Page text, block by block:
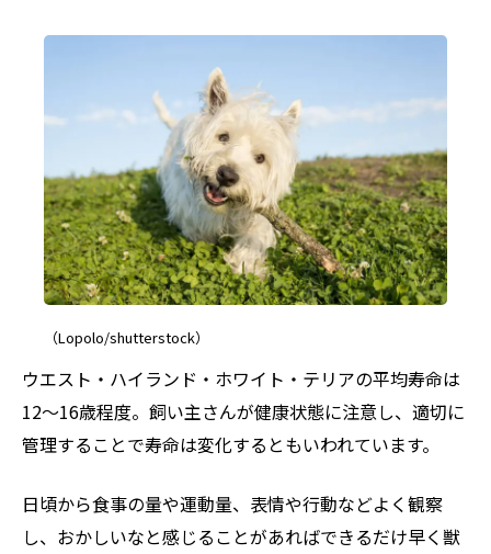
（Lopolo/shutterstock）
ウエスト・ハイランド・ホワイト・テリアの平均寿命は
12〜16歳程度。飼い主さんが健康状態に注意し、適切に
管理することで寿命は変化するともいわれています。
日頃から食事の量や運動量、表情や行動などよく観察
し、おかしいなと感じることがあればできるだけ早く獣